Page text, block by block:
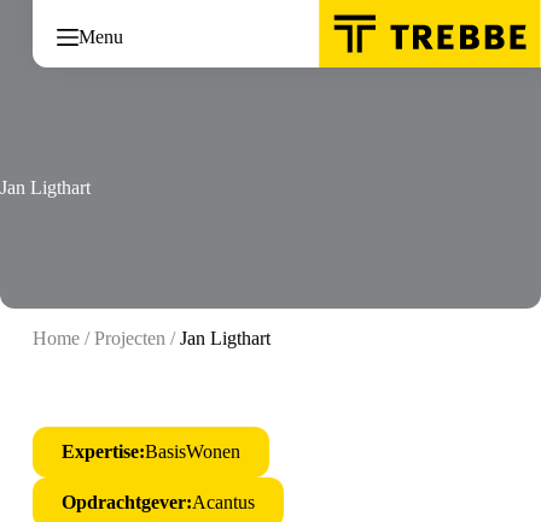
inhoud
Menu
Jan Ligthart
Home/Projecten /Jan Ligthart
Expertise:BasisWonen
Opdrachtgever:Acantus